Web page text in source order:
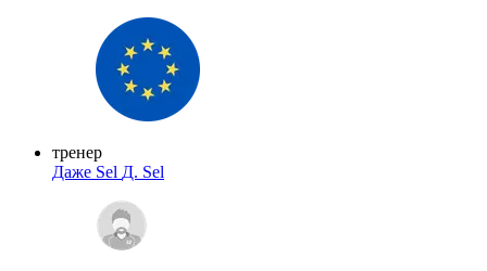
тренер
Даже Sel Д. Sel